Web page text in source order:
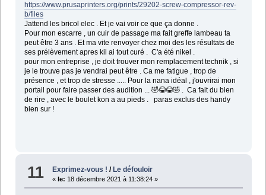
https://www.prusaprinters.org/prints/29202-screw-compressor-rev-
b/files
Jattend les bricol elec . Et je vai voir ce que ça donne .
Pour mon escarre , un cuir de passage ma fait greffe lambeau ta
peut être 3 ans . Et ma vite renvoyer chez moi des les résultats de
ses prélèvement apres kil ai tout curé . C'a été nikel .
pour mon entreprise , je doit trouver mon remplacement technik , si
je le trouve pas je vendrai peut être . Ca me fatigue , trop de
présence , et trop de stresse ..... Pour la nana idéal , j'ouvrirai mon
portail pour faire passer des audition ... 🤣😂😂🤣 . Ca fait du bien
de rire , avec le boulet kon a au pieds . paras exclus des handy
bien sur !
11 Exprimez-vous ! /Le défouloir
«le: 18 décembre 2021 à 11:38:24 »